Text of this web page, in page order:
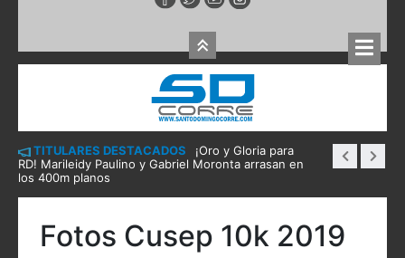
TITULARES DESTACADOS
¡Oro y Gloria para
RD! Marileidy Paulino y Gabriel Moronta arrasan en
los 400m planos
Fotos Cusep 10k 2019